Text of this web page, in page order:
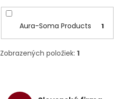
Aura-Soma Products 1
Zobrazených položiek: 1